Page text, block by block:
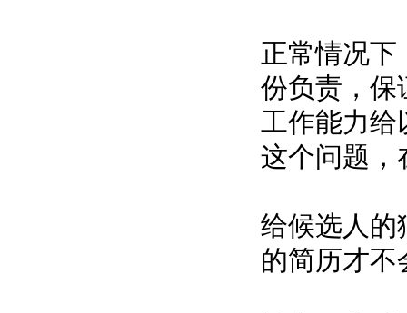
正常情况下
份负责，保
工作能力给
这个问题，
给候选人的
的简历才不